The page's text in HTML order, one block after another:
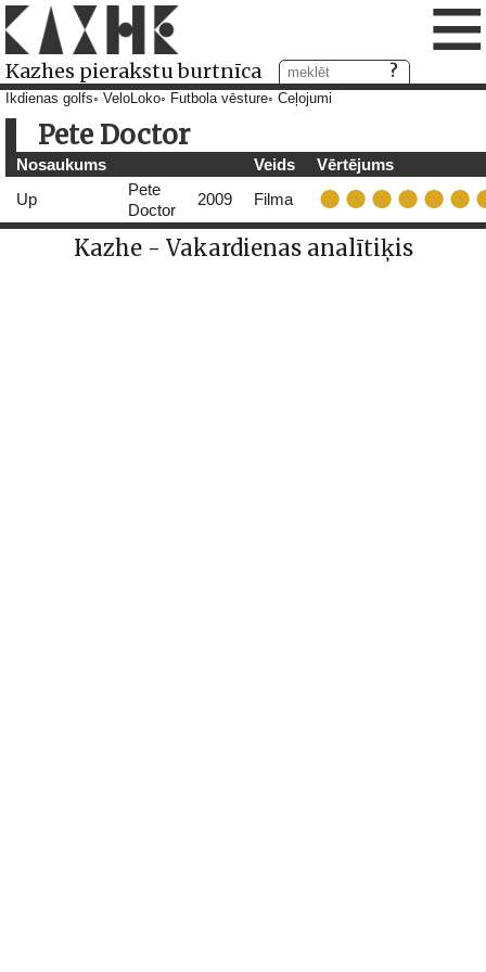
Kazhes pierakstu burtnīca ≡
Ikdienas golfs VeloLoko Futbola vēsture Ceļojumi
Pete Doctor
Nosaukums Veids
Vērtējums
Up
Pete
Doctor
2009 Filma
Kazhe - Vakardienas analītiķis